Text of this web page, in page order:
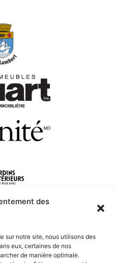
des
sur notre site, nous utilisons des
eux, certaines de nos
de manière optimale.